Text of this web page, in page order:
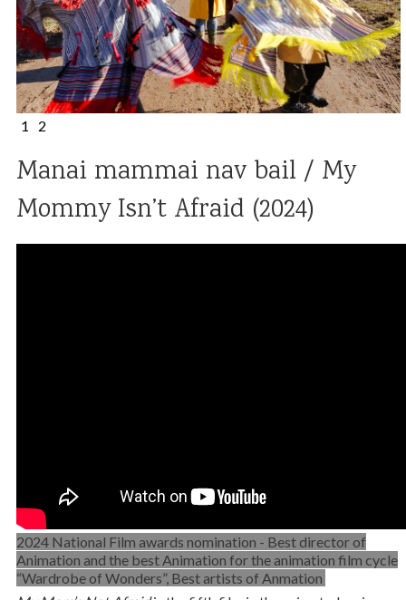
1 2
Manai mammai nav bail / My
Mommy Isn’t Afraid (2024)
2024 National Film awards nomination - Best director of
Animation and the best Animation for the animation film cycle
“Wardrobe of Wonders”, Best artists of Anmation